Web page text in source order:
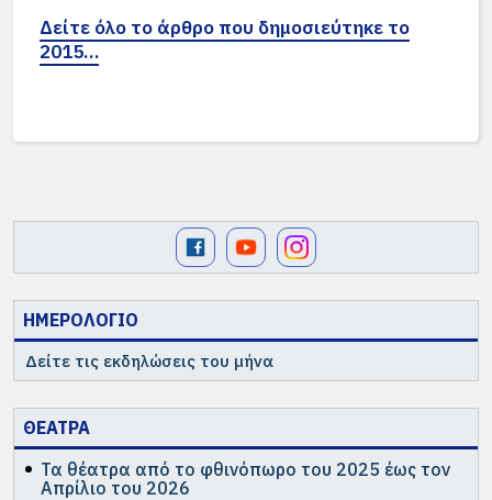
ΗΜΕΡΟΛΟΓΙΟ
Δείτε τις εκδηλώσεις του μήνα
ΘΕΑΤΡΑ
Τα θέατρα από το φθινόπωρο του 2025 έως τον
Απρίλιο του 2026
Δείτε όλο το άρθρο που δημοσιεύτηκε το
2015…